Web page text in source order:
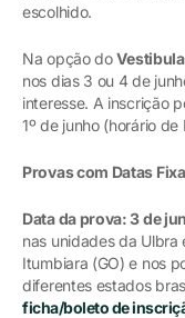
escolhido.
Na opção do
nos dias 3 ou 4 de
interesse. A inscrição
1º de junho (horário de
Provas com Datas
Data da prova: 3 de
nas unidades da Ulbra
Itumbiara (GO) e nos
diferentes estados
ficha/boleto de